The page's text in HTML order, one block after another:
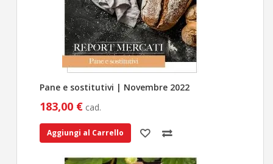
Pane e sostitutivi | Novembre 2022
183,00 € cad.
Aggiungi al Carrello